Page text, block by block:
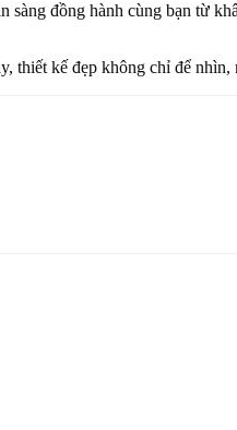
đồng hành cùng bạn từ
thiết kế đẹp không chỉ để nhìn,